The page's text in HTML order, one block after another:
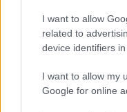
I want to allow
related to
device identifiers in
I want to allow my
Google for online
Unmute Loaded
29.64%
Félájultan hazaesni a
most már a szaharai
a benti sportokat